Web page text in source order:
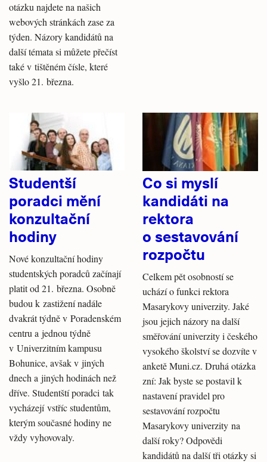
otázku najdete na našich
webových stránkách zase za
týden. Názory kandidátů na
další témata si můžete přečíst
také v tištěném čísle, které
vyšlo 21. března.
Studentší
poradci mění
konzultační
hodiny
Nové konzultační hodiny
studentských poradců začínají
platit od 21. března. Osobně
budou k zastižení nadále
dvakrát týdně v Poradenském
centru a jednou týdně
v Univerzitním kampusu
Bohunice, avšak v jiných
dnech a jiných hodinách než
dříve. Studentští poradci tak
vycházejí vstříc studentům,
kterým současné hodiny ne
vždy vyhovovaly.
Co si myslí
kandidáti na
rektora
o sestavování
rozpočtu
Celkem pět osobností se
uchází o funkci rektora
Masarykovy univerzity. Jaké
jsou jejich názory na další
směřování univerzity i českého
vysokého školství se dozvíte v
anketě Muni.cz. Druhá otázka
zní: Jak byste se postavil k
nastavení pravidel pro
sestavování rozpočtu
Masarykovy univerzity na
další roky? Odpovědi
kandidátů na další tři otázky si